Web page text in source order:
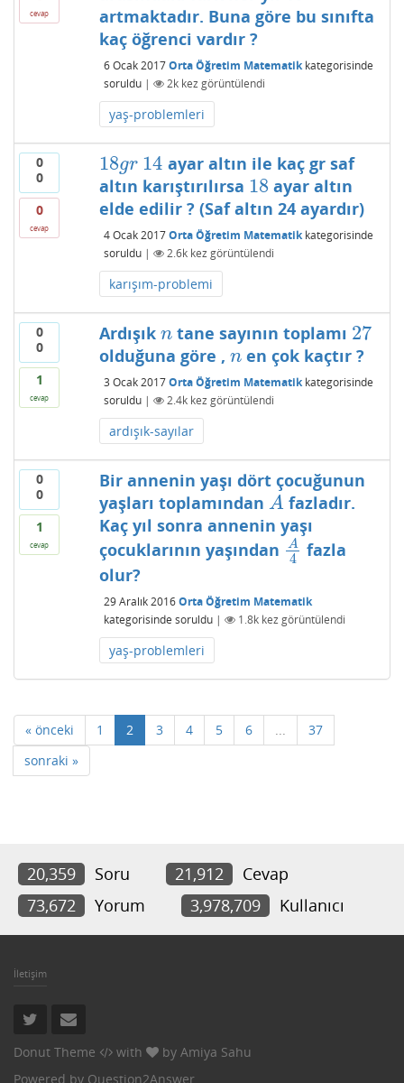
cevap
artmaktadır. Buna göre bu sınıfta
kaç öğrenci vardır ?
6 Ocak 2017 Orta Öğretim Matematikkategorisinde
soruldu | 2kkez görüntülendi
yaş-problemleri
0
0
0
cevap
18gr
18gr 14
14 ayar altın ile kaç gr saf
altın karıştırılırsa 18
18 ayar altın
elde edilir ? (Saf altın 24 ayardır)
4 Ocak 2017 Orta Öğretim Matematikkategorisinde
soruldu | 2.6kkez görüntülendi
karışım-problemi
0
0
1
cevap
Ardışık n
ntane sayının toplamı 27
27
olduğuna göre , n
nen çok kaçtır ?
3 Ocak 2017 Orta Öğretim Matematikkategorisinde
soruldu | 2.4kkez görüntülendi
ardışık-sayılar
0
0
1
cevap
Bir annenin yaşı dört çocuğunun
yaşları toplamından A
A fazladır.
Kaç yıl sonra annenin yaşı
çocuklarının yaşından
A
4
A4 fazla
olur?
29 Aralık 2016 Orta Öğretim Matematik
kategorisinde soruldu | 1.8kkez görüntülendi
yaş-problemleri
« önceki 1 2 3 4 5 6 ...
37
sonraki »
20,359 Soru 21,912
Cevap
73,672
Yorum 3,978,709 Kullanıcı
İletişim
Donut Theme with by Amiya Sahu
Powered by Question2Answer